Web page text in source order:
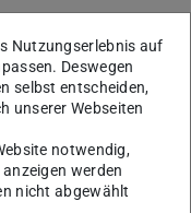
Nutzungserlebnis auf
Deswegen
selbst entscheiden,
unserer Webseiten
notwendig,
werden
nicht abgewählt